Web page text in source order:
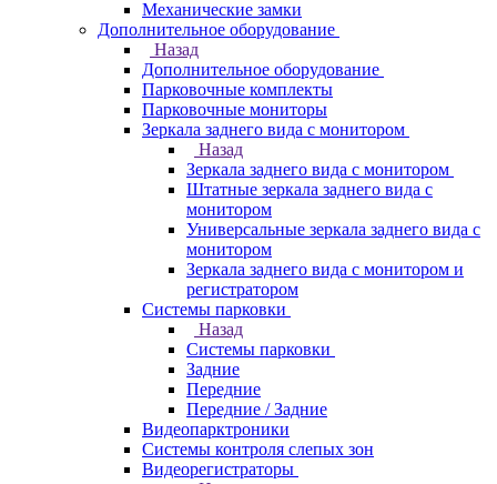
Механические замки
Дополнительное оборудование
Назад
Дополнительное оборудование
Парковочные комплекты
Парковочные мониторы
Зеркала заднего вида с монитором
Назад
Зеркала заднего вида с монитором
Штатные зеркала заднего вида с
монитором
Универсальные зеркала заднего вида с
монитором
Зеркала заднего вида с монитором и
регистратором
Системы парковки
Назад
Системы парковки
Задние
Передние
Передние / Задние
Видеопарктроники
Системы контроля слепых зон
Видеорегистраторы